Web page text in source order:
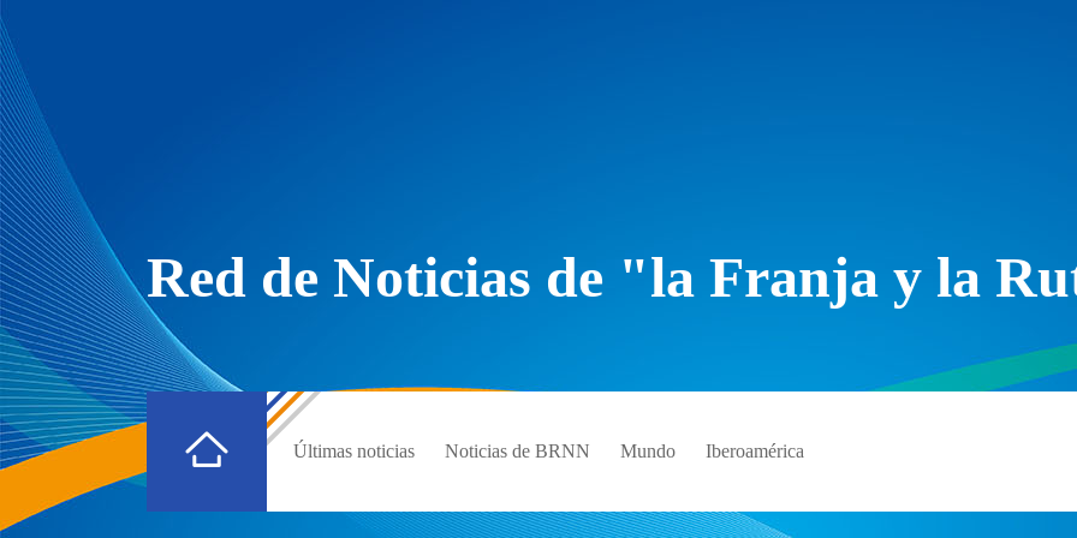
Red de Noticias de "la Franja y la
Últimas noticias Noticias de BRNN Mundo Iberoamérica